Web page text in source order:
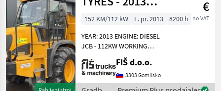
YEAR - 8200
€
no VAT
152 KM/112 kW L. pr. 2013
8200 h
YEAR: 2013 ENGINE: DIESEL
JCB - 112KW WORKING
HOURS: 8200 4X4 DRIVE
AUTOMATIC GEARBOX (6
FORWARD AND 3 REVERSE)
CAMERA CLOSED HEATED
FIŠ d.o.o.
3303 Gomilsko